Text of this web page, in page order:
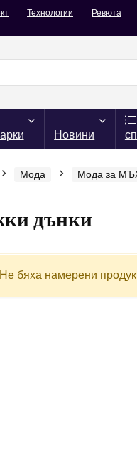
Технологии
Ревюта
Новини
Мода Мода за
дънки
Не бяха намерени